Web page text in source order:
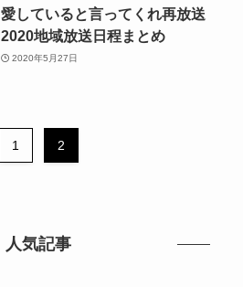
愛していると言ってくれ再放送
2020地域放送日程まとめ
2020年5月27日
1 2
人気記事